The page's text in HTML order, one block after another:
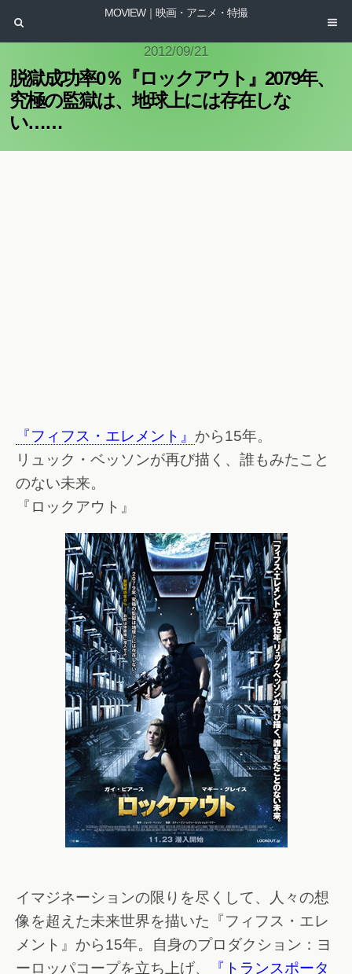
MOVIEW｜映画・アニメ・特撮
2012/09/21
脱獄成功率0％『ロックアウト』2079年、
究極の監獄は、地球上には存在しな
い……
『フィフス・エレメント』 から15年。
リュック・ベッソンが再び描く、誰もみたこと
のない未来。
『ロックアウト』
イマジネーションの限りを尽くして、人々の想
像を超えた未来世界を描いた『フィフス・エレ
メント』から15年。自身のプロダクション：ヨ
ーロッパコープを立ち上げ、
『トランスポータ